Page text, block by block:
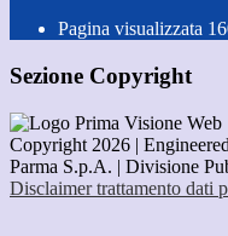
Pagina visualizzata
Sezione Copyright
Copyright 2026 |
Parma S.p.A. | Divisione
Disclaimer trattamento dati